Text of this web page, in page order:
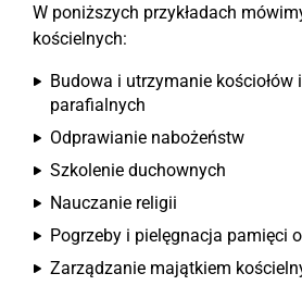
W poniższych przykładach
kościelnych:
Budowa i utrzymanie kościołów
parafialnych
Odprawianie nabożeństw
Szkolenie duchownych
Nauczanie religii
Pogrzeby i pielęgnacja pamięci
Zarządzanie majątkiem